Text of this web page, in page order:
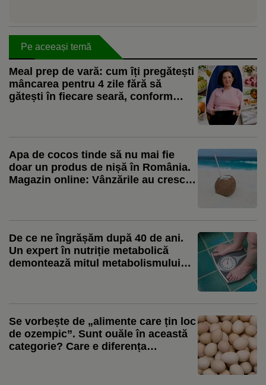
Pe aceeași temă
Meal prep de vară: cum îți pregătești
mâncarea pentru 4 zile fără să
gătești în fiecare seară, conform
Apa de cocos tinde să nu mai fie
doar un produs de nișă în România.
Magazin online: Vânzările au crescut
De ce ne îngrășăm după 40 de ani.
Un expert în nutriție metabolică
demontează mitul metabolismului
Se vorbește de „alimente care țin loc
de ozempic”. Sunt ouăle în această
categorie? Care e diferența